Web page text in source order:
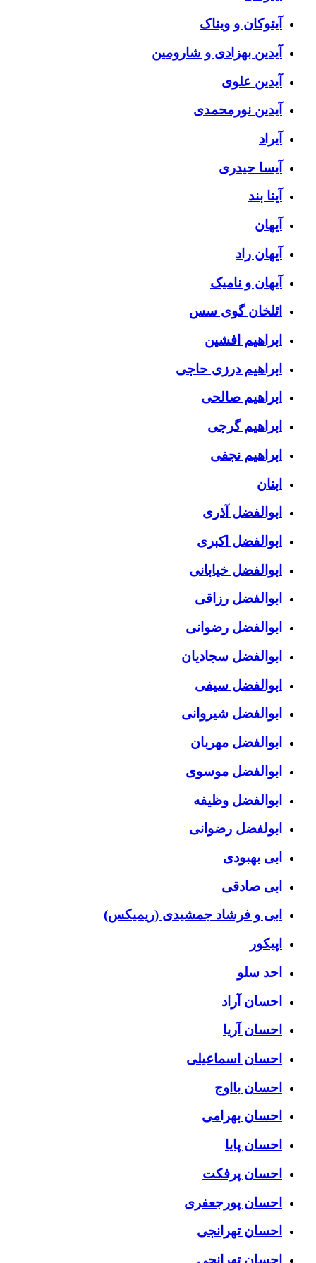
آیتوکان و ویناک
آیدین بهزادی و شارومین
آیدین علوی
آیدین نورمحمدی
آیراد
آیسا حیدری
آینا بند
آیهان
آیهان راد
آیهان و نامیک
ائلخان گوی سس
ابراهیم افشین
ابراهیم درزی حاجی
ابراهیم صالحی
ابراهیم گرجی
ابراهیم نجفی
ابنان
ابوالفضل آذری
ابوالفضل اکبری
ابوالفضل خیابانی
ابوالفضل رزاقی
ابوالفضل رضوانی
ابوالفضل سجادیان
ابوالفضل سیفی
ابوالفضل شیروانی
ابوالفضل مهربان
ابوالفضل موسوی
ابوالفضل وظیفه
ابولفضل رضوانی
ابی بهبودی
ابی صادقی
ابی و فرشاد جمشیدی (ریمیکس)
اپیکور
احد سلو
احسان آراد
احسان آریا
احسان اسماعیلی
احسان بااوج
احسان بهرامی
احسان پایا
احسان پرفکت
احسان پورجعفری
احسان تهرانجی
احسان تهرانچی